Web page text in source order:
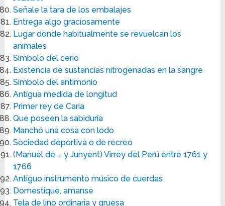
Señale la tara de los embalajes
Entrega algo graciosamente
Lugar donde habitualmente se revuelcan los
animales
Símbolo del cerio
Existencia de sustancias nitrogenadas en la sangre
Símbolo del antimonio
Antigua medida de longitud
Primer rey de Caria
Que poseen la sabiduría
Manchó una cosa con lodo
Sociedad deportiva o de recreo
(Manuel de ... y Junyent) Virrey del Perú entre 1761 y
1766
Antiguo instrumento músico de cuerdas
Domestique, amanse
Tela de lino ordinaria y gruesa